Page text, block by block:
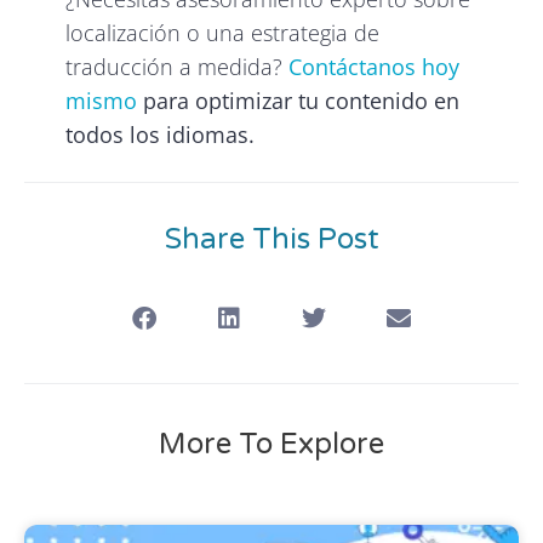
localización o una estrategia de
traducción a medida? Contáctanos hoy
mismo para optimizar tu contenido en
todos los idiomas.
Share This Post
More To Explore